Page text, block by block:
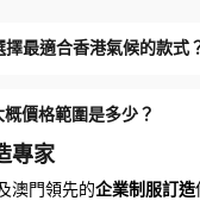
最適合香港氣候的款式
價格範圍是多少？
專家
澳門領先的企業制服訂造